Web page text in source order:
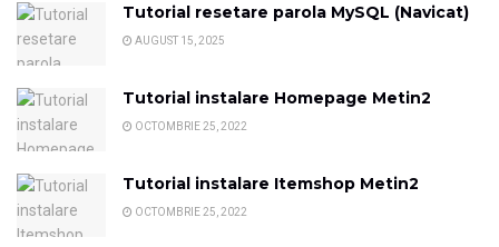
Tutorial resetare parola MySQL (Navicat)
AUGUST 15, 2025
Tutorial instalare Homepage Metin2
OCTOMBRIE 25, 2022
Tutorial instalare Itemshop Metin2
OCTOMBRIE 25, 2022